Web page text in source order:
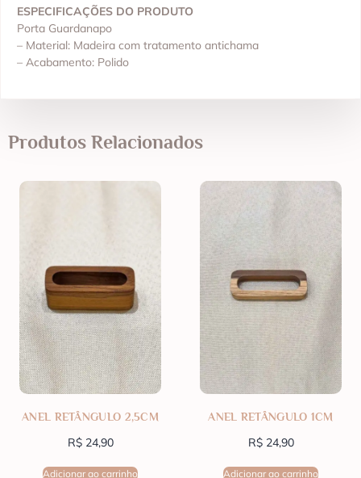
ESPECIFICAÇÕES DO PRODUTO
Porta Guardanapo
– Material: Madeira com tratamento antichama
– Acabamento: Polido
Produtos Relacionados
ANEL RETÂNGULO 2,5CM
R$24,90
Adicionar ao carrinho
ANEL RETÂNGULO 1CM
R$24,90
Adicionar ao carrinho